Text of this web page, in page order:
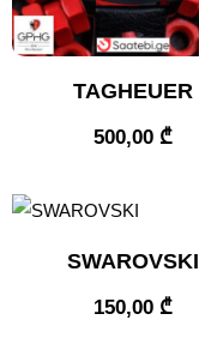
TAGHEUER
500,00 ₾
SWAROVSKI
150,00 ₾